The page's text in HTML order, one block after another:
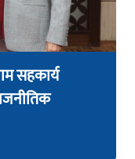
सहकार्य